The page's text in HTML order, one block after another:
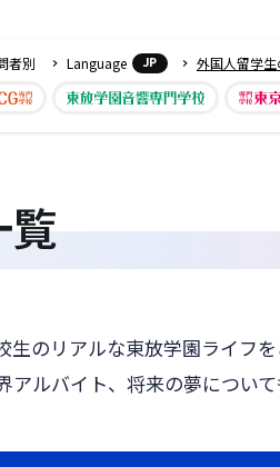
者別 Language JP 外国人留学生
生のリアルな東放学園ライフを
アルバイト、将来の夢について